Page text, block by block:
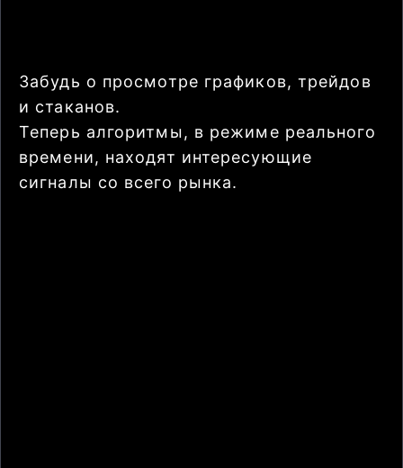
Забудь о просмотре графиков, трейдов
и стаканов.
Теперь алгоритмы, в режиме реального
времени, находят интересующие
сигналы со всего рынка.